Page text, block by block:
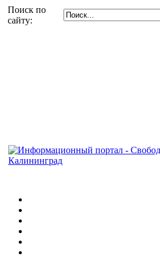
Поиск по
сайту: